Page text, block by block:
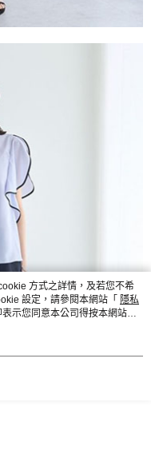
方式之詳情，及若您不希
設定，請參閱本網站「 隱私
示您同意本公司得按本網站使